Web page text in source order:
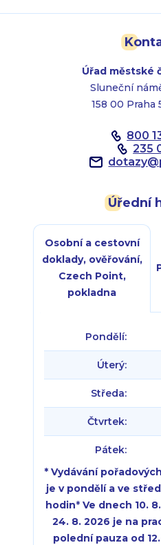
Úřad městské
Sluneční
158 00 Praha
800
235
dotazy@
Úřední
Osobní a cestovní
doklady, ověřování,
Czech Point,
pokladna
Pondělí:
Úterý:
Středa:
Čtvrtek:
Pátek:
* Vydávání
je v pondělí a ve
hodin* Ve dnech 10.
24. 8. 2026 je na
polední pauza od